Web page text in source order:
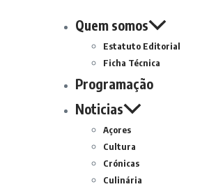
Quem somos
Estatuto Editorial
Ficha Técnica
Programação
Noticias
Açores
Cultura
Crónicas
Culinária